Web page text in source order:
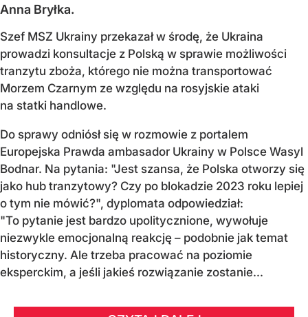
Anna Bryłka.
Szef MSZ Ukrainy przekazał w środę, że Ukraina
prowadzi konsultacje z Polską w sprawie możliwości
tranzytu zboża, którego nie można transportować
Morzem Czarnym ze względu na rosyjskie ataki
na statki handlowe.
Do sprawy odniósł się w rozmowie z portalem
Europejska Prawda ambasador Ukrainy w Polsce Wasyl
Bodnar. Na pytania: "Jest szansa, że Polska otworzy się
jako hub tranzytowy? Czy po blokadzie 2023 roku lepiej
o tym nie mówić?", dyplomata odpowiedział:
"To pytanie jest bardzo upolitycznione, wywołuje
niezwykle emocjonalną reakcję – podobnie jak temat
historyczny. Ale trzeba pracować na poziomie
eksperckim, a jeśli jakieś rozwiązanie zostanie...